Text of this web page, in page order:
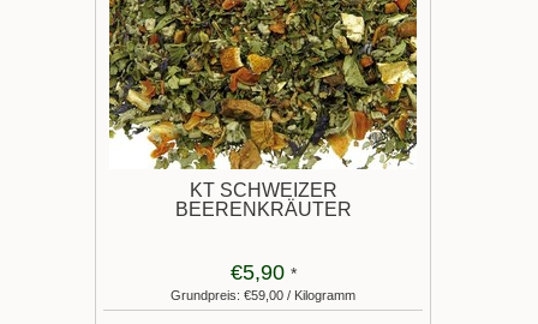
KT SCHWEIZER
BEERENKRÄUTER
€5,90 *
Grundpreis: €59,00 / Kilogramm